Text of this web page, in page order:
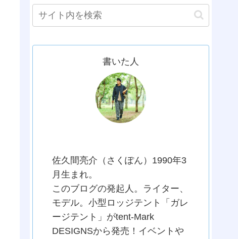
書いた人
佐久間亮介（さくぽん）1990年3
月生まれ。
このブログの発起人。ライター、
モデル。小型ロッジテント「ガレ
ージテント」がtent-Mark
DESIGNSから発売！イベントや